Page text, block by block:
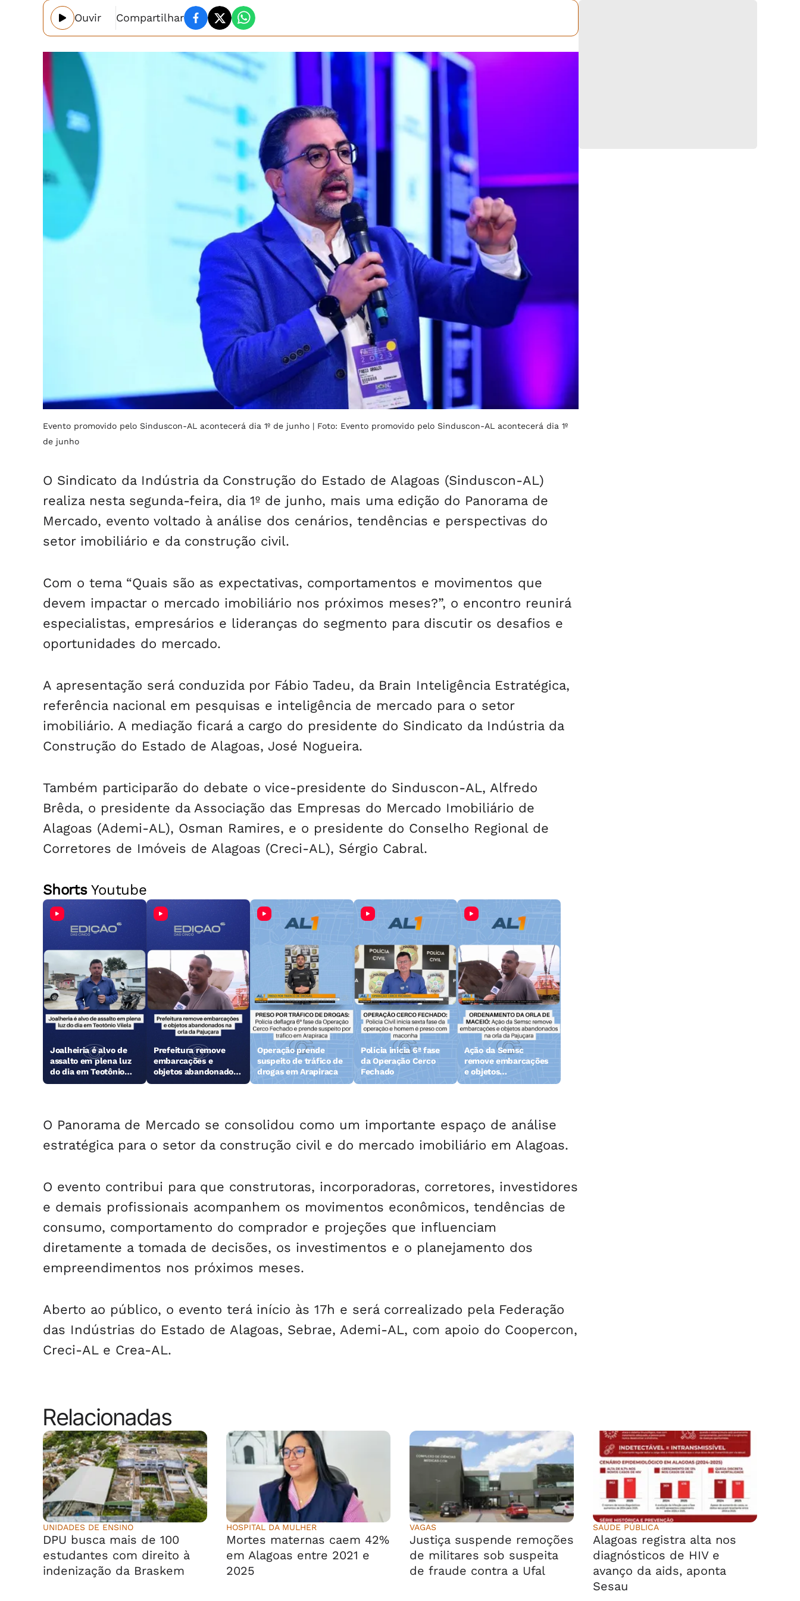
Ouvir Compartilhar
Evento promovido pelo Sinduscon-AL acontecerá dia 1º de junho | Foto: Evento promovido pelo Sinduscon-AL acontecerá dia 1º
de junho
O Sindicato da Indústria da Construção do Estado de Alagoas (Sinduscon-AL)
realiza nesta segunda-feira, dia 1º de junho, mais uma edição do Panorama de
Mercado, evento voltado à análise dos cenários, tendências e perspectivas do
setor imobiliário e da construção civil.
Com o tema “Quais são as expectativas, comportamentos e movimentos que
devem impactar o mercado imobiliário nos próximos meses?”, o encontro reunirá
especialistas, empresários e lideranças do segmento para discutir os desafios e
oportunidades do mercado.
A apresentação será conduzida por Fábio Tadeu, da Brain Inteligência Estratégica,
referência nacional em pesquisas e inteligência de mercado para o setor
imobiliário. A mediação ficará a cargo do presidente do Sindicato da Indústria da
Construção do Estado de Alagoas, José Nogueira.
Também participarão do debate o vice-presidente do Sinduscon-AL, Alfredo
Brêda, o presidente da Associação das Empresas do Mercado Imobiliário de
Alagoas (Ademi-AL), Osman Ramires, e o presidente do Conselho Regional de
Corretores de Imóveis de Alagoas (Creci-AL), Sérgio Cabral.
ShortsYoutube
Joalheiria é alvo de
assalto em plena luz
do dia em Teotônio
Vilela
Prefeitura remove
embarcações e
objetos abandonados
na orla da Pajuçara
Operação prende
suspeito de tráfico de
drogas em Arapiraca
Polícia inicia 6ª fase
da Operação Cerco
Fechado
Ação da Semsc
remove embarcações
e objetos
abandonados na orla
O Panorama de Mercado se consolidou como um importante espaço de análise
estratégica para o setor da construção civil e do mercado imobiliário em Alagoas.
O evento contribui para que construtoras, incorporadoras, corretores, investidores
e demais profissionais acompanhem os movimentos econômicos, tendências de
consumo, comportamento do comprador e projeções que influenciam
diretamente a tomada de decisões, os investimentos e o planejamento dos
empreendimentos nos próximos meses.
Aberto ao público, o evento terá início às 17h e será correalizado pela Federação
das Indústrias do Estado de Alagoas, Sebrae, Ademi-AL, com apoio do Coopercon,
Creci-AL e Crea-AL.
Relacionadas
UNIDADES DE ENSINO
DPU busca mais de 100
estudantes com direito à
indenização da Braskem
HOSPITAL DA MULHER
Mortes maternas caem 42%
em Alagoas entre 2021 e
2025
VAGAS
Justiça suspende remoções
de militares sob suspeita
de fraude contra a Ufal
SAÚDE PÚBLICA
Alagoas registra alta nos
diagnósticos de HIV e
avanço da aids, aponta
Sesau